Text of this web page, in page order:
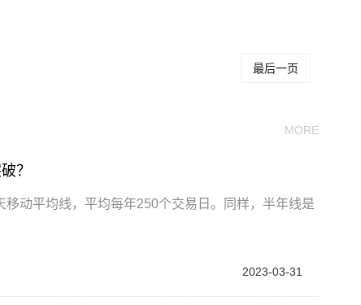
最后一页
MORE
？
动平均线，平均每年250个交易日。同样，半年线是
2023-03-31